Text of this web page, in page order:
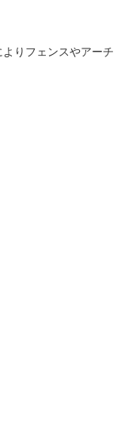
りフェンスやアーチ